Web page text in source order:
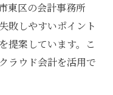
東区の会計事務所
敗しやすいポイント
提案しています。こ
ラウド会計を活用で